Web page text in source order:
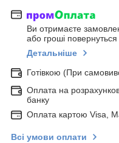
Ви отримаєте
або гроші
Детальніше
Готівкою (При
Оплата на
банку
Оплата картою Visa,
Всі умови оплати